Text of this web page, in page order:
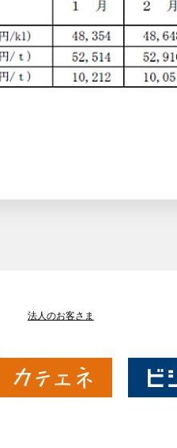
法人のお客さま